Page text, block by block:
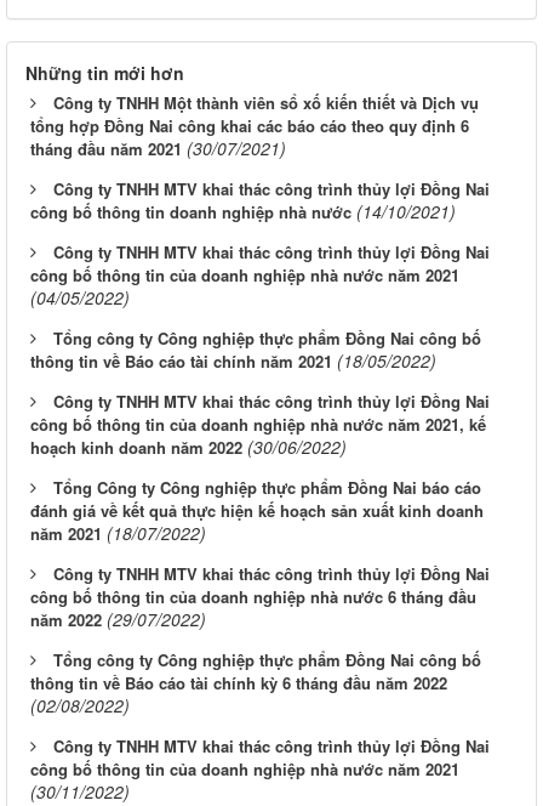
Những tin mới hơn
Công ty TNHH Một thành viên sổ xố kiến thiết và Dịch vụ
tổng hợp Đồng Nai công khai các báo cáo theo quy định 6
tháng đầu năm 2021 (30/07/2021)
Công ty TNHH MTV khai thác công trình thủy lợi Đồng Nai
công bố thông tin doanh nghiệp nhà nước (14/10/2021)
Công ty TNHH MTV khai thác công trình thủy lợi Đồng Nai
công bố thông tin của doanh nghiệp nhà nước năm 2021
(04/05/2022)
Tổng công ty Công nghiệp thực phẩm Đồng Nai công bố
thông tin về Báo cáo tài chính năm 2021 (18/05/2022)
Công ty TNHH MTV khai thác công trình thủy lợi Đồng Nai
công bố thông tin của doanh nghiệp nhà nước năm 2021, kế
hoạch kinh doanh năm 2022 (30/06/2022)
Tổng Công ty Công nghiệp thực phẩm Đồng Nai báo cáo
đánh giá về kết quả thực hiện kế hoạch sản xuất kinh doanh
năm 2021 (18/07/2022)
Công ty TNHH MTV khai thác công trình thủy lợi Đồng Nai
công bố thông tin của doanh nghiệp nhà nước 6 tháng đầu
năm 2022 (29/07/2022)
Tổng công ty Công nghiệp thực phẩm Đồng Nai công bố
thông tin về Báo cáo tài chính kỳ 6 tháng đầu năm 2022
(02/08/2022)
Công ty TNHH MTV khai thác công trình thủy lợi Đồng Nai
công bố thông tin của doanh nghiệp nhà nước năm 2021
(30/11/2022)